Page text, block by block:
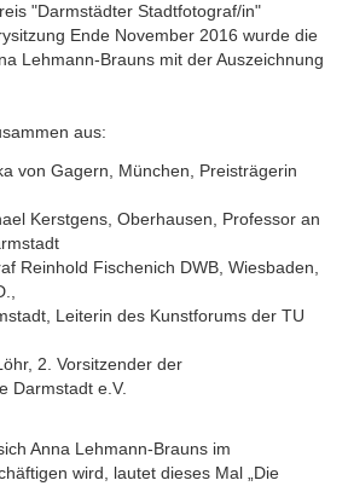
"Darmstädter Stadtfotograf/in"
Ende November 2016 wurde die
Lehmann-Brauns mit der Auszeichnung
aus:
von Gagern, München, Preisträgerin
Kerstgens, Oberhausen, Professor an
Reinhold Fischenich DWB, Wiesbaden,
Leiterin des Kunstforums der TU
2. Vorsitzender der
Darmstadt e.V.
Anna Lehmann-Brauns im
wird, lautet dieses Mal „Die